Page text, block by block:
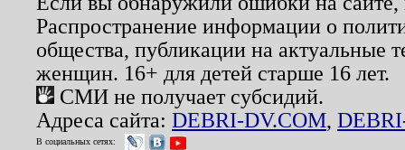
Распространение информации о
общества, публикации на актуальные
женщин. 16+ для детей старше 16 лет.
СМИ не получает субсидий.
Адреса сайта: DEBRI-DV.COM,
В социальных сетях: